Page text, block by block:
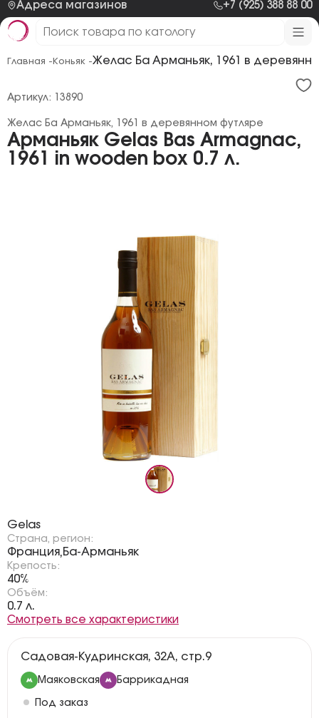
Адреса магазинов +7 (925) 388 88 00
Главная - Коньяк -Желас Ба Арманьяк, 1961 в
Арманьяк Gelas Bas Armagnac,
1961 in wooden box 0.7 л.
Желас Ба Арманьяк, 1961 в деревянном футляре
Артикул: 13890
Gelas
Страна, регион:
Франция,Ба-Арманьяк
Крепость:
40%
Объём:
0.7 л.
Смотреть все характеристики
Садовая-Кудринская, 32А, стр.9
Маяковская Баррикадная
Под заказ